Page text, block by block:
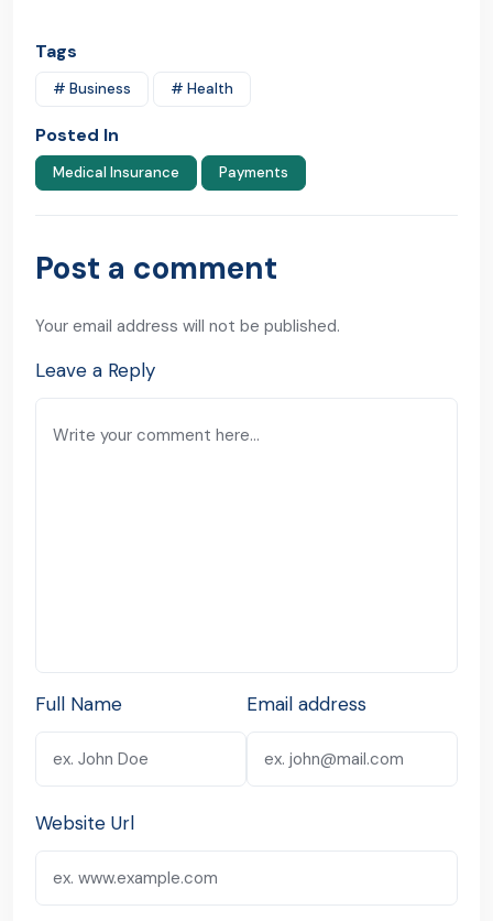
Tags
# Business # Health
Posted In
Medical Insurance Payments
Post a comment
Your email address will not be published.
Leave a Reply
Full Name Email address
Website Url